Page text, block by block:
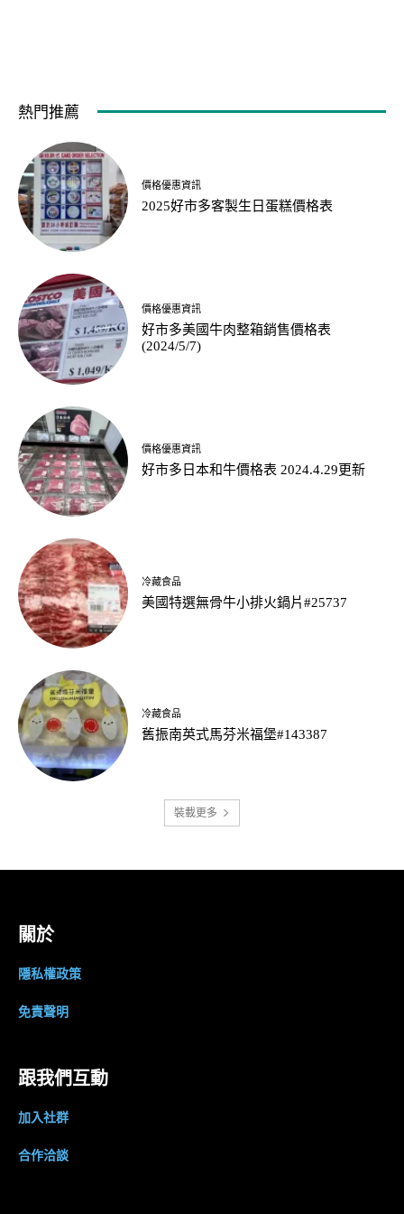
熱門推薦
價格優惠資訊
2025好市多客製生日蛋糕價格表
價格優惠資訊
好市多美國牛肉整箱銷售價格表
(2024/5/7)
價格優惠資訊
好市多日本和牛價格表 2024.4.29更新
冷藏食品
美國特選無骨牛小排火鍋片#25737
冷藏食品
舊振南英式馬芬米福堡#143387
裝載更多
關於
隱私權政策
免責聲明
跟我們互動
加入社群
合作洽談